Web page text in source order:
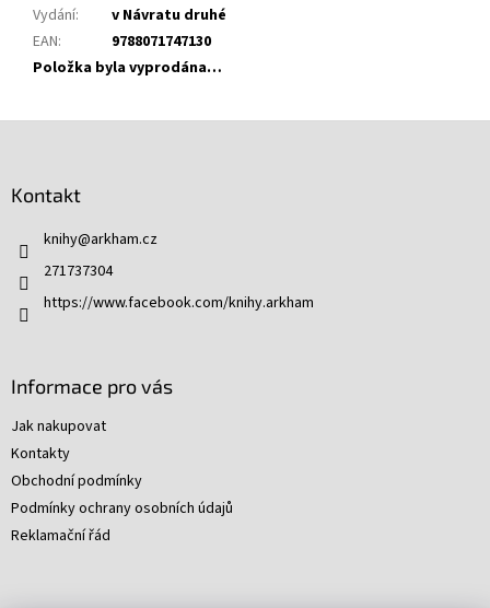
Vydání:
v Návratu druhé
EAN:
9788071747130
Položka byla vyprodána…
Kontakt
knihy@arkham.cz
271737304
https://www.facebook.com/knihy.arkham
Informace pro vás
Jak nakupovat
Kontakty
Obchodní podmínky
Podmínky ochrany osobních údajů
Reklamační řád